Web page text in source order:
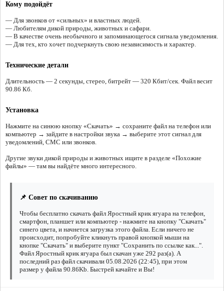
Кому подойдёт
— Для звонков от «сильных» и властных людей.
— Любителям дикой природы, животных и сафари.
— В качестве очень необычного и запоминающегося сигнала уведомления.
— Для тех, кто хочет подчеркнуть свою независимость и характер.
Технические детали
Длительность — 2 секунды, стерео, битрейт — 320 Кбит/сек. Файл весит
90.86 Кб.
Установка
Нажмите на синюю кнопку «Скачать» → сохраните файл на телефон или
компьютер → зайдите в настройки звука → выберите этот сигнал для
уведомлений, СМС или звонков.
Другие звуки дикой природы и животных ищите в разделе «Похожие
файлы» — там вы найдёте много интересного.
📌 Совет по скачиванию
Чтобы бесплатно скачать файл Яростный крик ягуара на телефон,
смартфон, планшет или компьютер - нажмите на кнопку "Скачать"
синего цвета, и начнется загрузка этого файла. Если ничего не
происходит, попробуйте кликнуть правой кнопкой мыши на
кнопке "Скачать" и выберите пункт "Сохранить по ссылке как...".
Файл Яростный крик ягуара был скачан уже 292 раз(а). А
последний раз файл скачивали 05.08.2026 (22:45), при этом
размер у файла 90.86Kb. Быстрей качайте и Вы!